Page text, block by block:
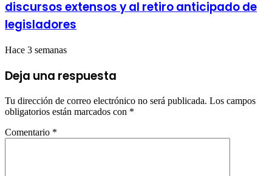
discursos extensos y al retiro anticipado de
legisladores
Hace 3 semanas
Deja una respuesta
Tu dirección de correo electrónico no será publicada. Los campos
obligatorios están marcados con *
Comentario *